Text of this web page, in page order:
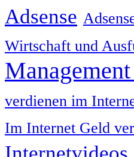
Adsense
Wirtschaft und
verdienen im
Im Internet Geld